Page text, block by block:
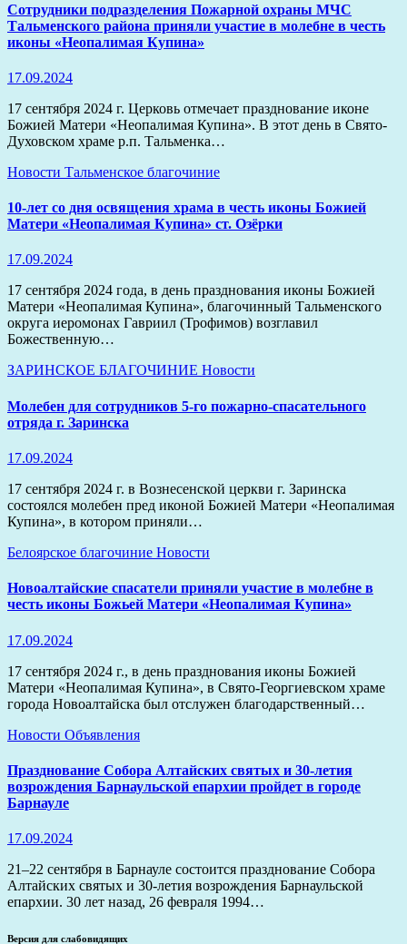
Сотрудники подразделения Пожарной охраны МЧС
Тальменского района приняли участие в молебне в честь
иконы «Неопалимая Купина»
17.09.2024
17 сентября 2024 г. Церковь отмечает празднование иконе
Божией Матери «Неопалимая Купина». В этот день в Свято-
Духовском храме р.п. Тальменка…
Новости Тальменское благочиние
10-лет со дня освящения храма в честь иконы Божией
Матери «Неопалимая Купина» ст. Озёрки
17.09.2024
17 сентября 2024 года, в день празднования иконы Божией
Матери «Неопалимая Купина», благочинный Тальменского
округа иеромонах Гавриил (Трофимов) возглавил
Божественную…
ЗАРИНСКОЕ БЛАГОЧИНИЕ Новости
Молебен для сотрудников 5-го пожарно-спасательного
отряда г. Заринска
17.09.2024
17 сентября 2024 г. в Вознесенской церкви г. Заринска
состоялся молебен пред иконой Божией Матери «Неопалимая
Купина», в котором приняли…
Белоярское благочиние Новости
Новоалтайские спасатели приняли участие в молебне в
честь иконы Божьей Матери «Неопалимая Купина»
17.09.2024
17 сентября 2024 г., в день празднования иконы Божией
Матери «Неопалимая Купина», в Свято-Георгиевском храме
города Новоалтайска был отслужен благодарственный…
Новости Объявления
Празднование Собора Алтайских святых и 30-летия
возрождения Барнаульской епархии пройдет в городе
Барнауле
17.09.2024
21–22 сентября в Барнауле состоится празднование Собора
Алтайских святых и 30-летия возрождения Барнаульской
епархии. 30 лет назад, 26 февраля 1994…
Версия для слабовидящих